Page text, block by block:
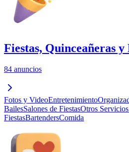
Fiestas, Quinceañeras y
84 anuncios
Fotos y VideoEntretenimiento
BailesSalones de FiestasOtros
FiestasBartendersComida